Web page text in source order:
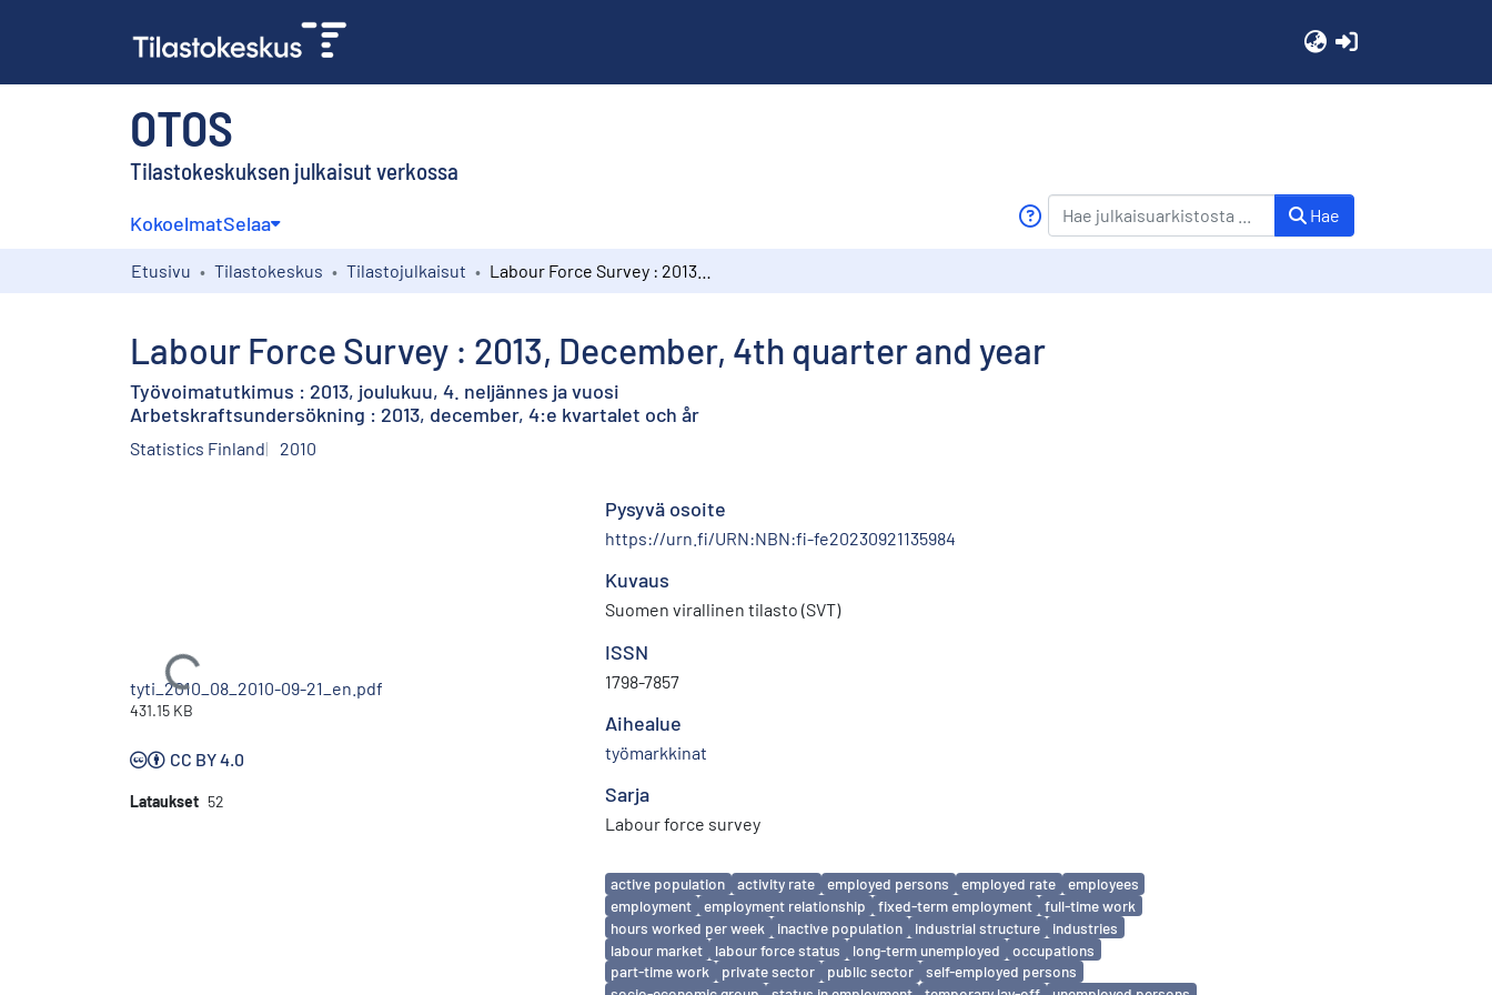
OTOS
Tilastokeskuksen julkaisut verkossa
KokoelmatSelaa Hae
Etusivu Tilastokeskus Tilastojulkaisut
Labour Force Survey : 2013, December, 4th quarter and year
Työvoimatutkimus : 2013, joulukuu, 4. neljännes ja vuosi
Arbetskraftsundersökning : 2013, december, 4:e kvartalet och år
Statistics Finland 2010
Ladataan...
tyti_2010_08_2010-09-21_en.pdf
431.15 KB
CC BY 4.0
Lataukset 52
Pysyvä osoite
https://urn.fi/URN:NBN:fi-fe20230921135984
Kuvaus
Suomen virallinen tilasto (SVT)
ISSN
1798-7857
Aihealue
työmarkkinat
Sarja
Labour force survey
Avainsanat
active population activity rate employed persons employed rate
employees
employment
employment relationship fixed-term employment
full-time work
hours worked per week
inactive population industrial structure
industries
labour market
labour force status long-term unemployed
occupations
part-time work
private sector public sector
self-employed persons